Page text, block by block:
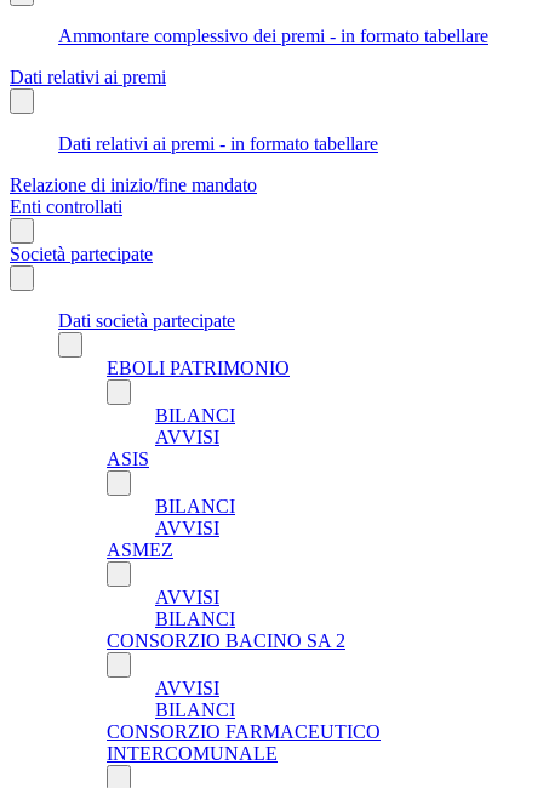
Ammontare complessivo dei premi - in formato tabellare
Dati relativi ai premi
Dati relativi ai premi - in formato tabellare
Relazione di inizio/fine mandato
Enti controllati
Società partecipate
Dati società partecipate
EBOLI PATRIMONIO
BILANCI
AVVISI
ASIS
BILANCI
AVVISI
ASMEZ
AVVISI
BILANCI
CONSORZIO BACINO SA 2
AVVISI
BILANCI
CONSORZIO FARMACEUTICO
INTERCOMUNALE